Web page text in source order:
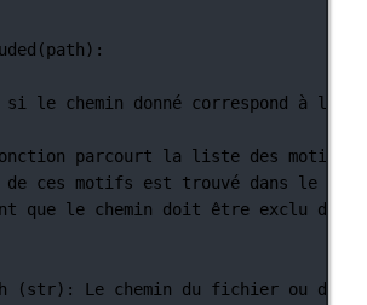
(path):
le chemin donné correspond à
parcourt la liste des motifs
ces motifs est trouvé dans le
que le chemin doit être exclu du
(str): Le chemin du fichier ou du